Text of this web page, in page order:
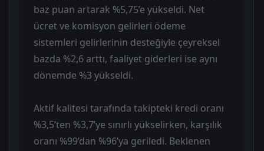
baz puan artarak %5,75’e yükseldi. Net
ücret ve komisyon gelirleri ödeme
sistemleri gelirlerinin desteğiyle çeyreksel
bazda %2,6 arttı, faaliyet giderleri ise aynı
dönemde %3 yükseldi.
Aktif kalitesi tarafında takipteki kredi oranı
%3,5’ten %3,7’ye sınırlı yükselirken, karşılık
oranı %99’dan %96’ya geriledi. Beklenen